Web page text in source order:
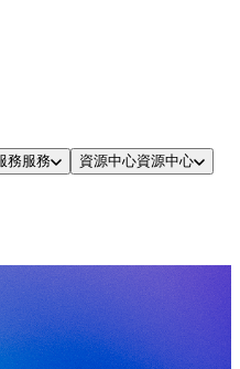
務服務 資源中心資源中心